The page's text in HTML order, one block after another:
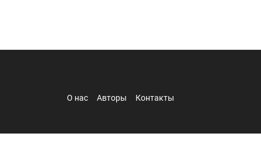
О нас Авторы Контакты